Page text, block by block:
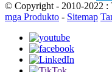
© Copyright - 2010-2022 :
mga Produkto - Sitemap